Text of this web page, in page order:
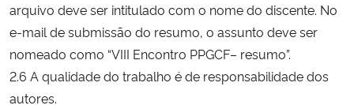
arquivo deve ser intitulado com o nome do discente. No
e-mail de submissão do resumo, o assunto deve ser
nomeado como “VIII Encontro PPGCF– resumo”.
2.6 A qualidade do trabalho é de responsabilidade dos
autores.